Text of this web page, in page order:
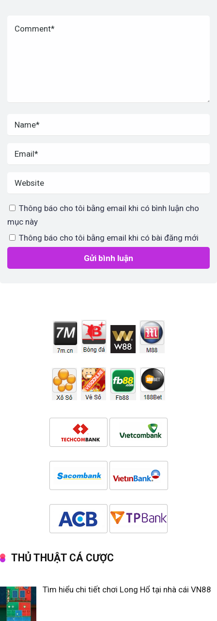
Thông báo cho tôi bằng email khi có bình luận cho
mục này
Thông báo cho tôi bằng email khi có bài đăng mới
THỦ THUẬT CÁ CƯỢC
Tìm hiểu chi tiết chơi Long Hổ tại nhà cái VN88